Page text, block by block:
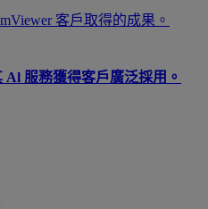
客戶取得的成果。
Al 服務獲得客戶廣泛採用。